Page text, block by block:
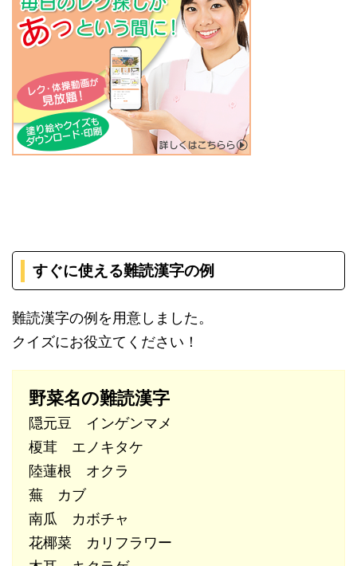
すぐに使える難読漢字の例
難読漢字の例を用意しました。
クイズにお役立てください！
野菜名の難読漢字
隠元豆 インゲンマメ
榎茸 エノキタケ
陸蓮根 オクラ
蕪 カブ
南瓜 カボチャ
花椰菜 カリフラワー